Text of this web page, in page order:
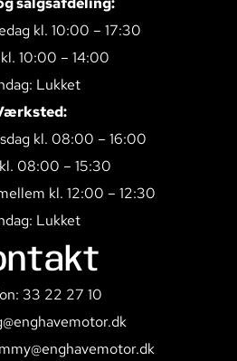
kl. 10:00 – 17:30
10:00 – 14:00
Lukket
kl. 08:00 – 16:00
08:00 – 15:30
kl. 12:00 – 12:30
Lukket
33 22 27 10